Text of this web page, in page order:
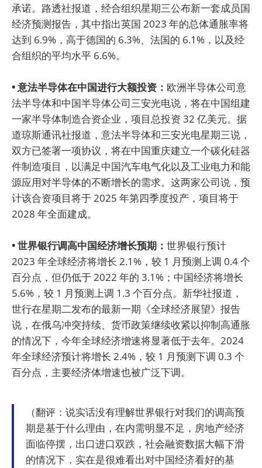
承诺。路透社报道，经合组织星期三公布新一套成员国
经济预测报告，其中指出英国 2023 年的总体通胀率将
达到 6.9%，高于德国的 6.3%、法国的 6.1%，以及经
合组织的平均水平 6.6%。
• 意法半导体在中国进行大额投资： 欧洲半导体公司意
法半导体和中国半导体公司三安光电说，将在中国组建
一家半导体制造合资企业，项目总投资 32 亿美元。据
道琼斯通讯社报道，意法半导体和三安光电星期三说，
双方已签署一项协议，将在中国重庆建立一个碳化硅器
件制造项目，以满足中国汽车电气化以及工业电力和能
源应用对半导体的不断增长的需求。这两家公司说，预
计该合资项目将于 2025 年第四季度投产，项目将于
2028 年全面建成。
• 世界银行调高中国经济增长预期： 世界银行预计
2023 年全球经济将增长 2.1%，较 1 月预测上调 0.4 个
百分点，但仍低于 2022 年的 3.1%；中国经济将增长
5.6%，较 1 月预测上调 1.3 个百分点。新华社报道，
世行在星期二发布的最新一期《全球经济展望》报告
说，在俄乌冲突持续、货币政策继续收紧以抑制高通胀
的情况下，今年全球经济增速将显著低于去年。2024
年全球经济预计将增长 2.4%，较 1 月预测下调 0.3 个
百分点，主要经济体增速也被广泛下调。
（翻评：说实话没有理解世界银行对我们的调高预
期是基于什么理由，在内需明显不足，房地产经济
面临停摆，出口进口双跌，社会融资数据大幅下滑
的情况下，实在是很难看出对中国经济看好的基